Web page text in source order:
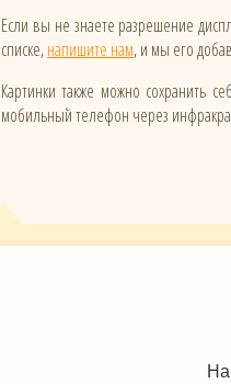
Если вы не знаете разрешение
списке,напишите нам, и мы его
Картинки также можно сохранить
мобильный телефон через